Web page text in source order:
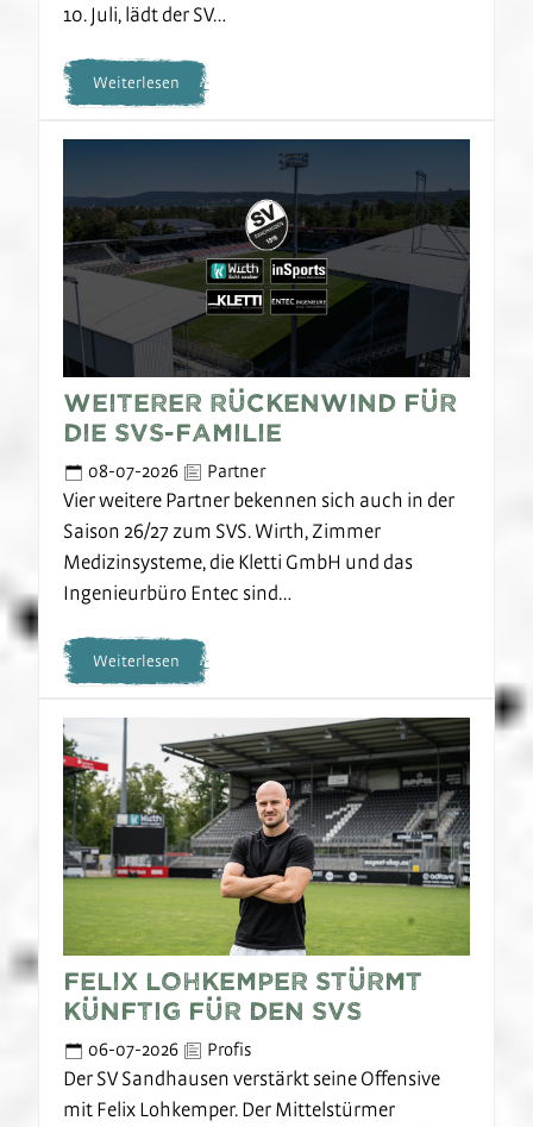
10. Juli, lädt der SV…
Weiterlesen
Weiterer Rückenwind für
die SVS-Familie
08-07-2026 Partner
Vier weitere Partner bekennen sich auch in der
Saison 26/27 zum SVS. Wirth, Zimmer
Medizinsysteme, die Kletti GmbH und das
Ingenieurbüro Entec sind…
Weiterlesen
Felix Lohkemper stürmt
künftig für den SVS
06-07-2026 Profis
Der SV Sandhausen verstärkt seine Offensive
mit Felix Lohkemper. Der Mittelstürmer